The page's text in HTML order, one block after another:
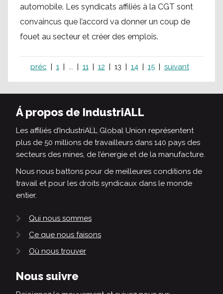
automobile. Les syndicats affiliés à la CGT sont
convaincus que l’accord va donner un coup de
fouet au secteur et créer des emplois.
préc 1 ... 11 12 13 14 15 suivant
Á propos de IndustriALL
Les affiliés d’IndustriALL Global Union représentent
plus de 50 millions de travailleurs dans 140 pays des
secteurs des mines, de l’énergie et de la manufacture.
Nous nous battons pour de meilleures conditions de
travail et pour les droits syndicaux dans le monde
entier.
Qui nous sommes
Ce que nous faisons
Où nous trouver
Nous suivre